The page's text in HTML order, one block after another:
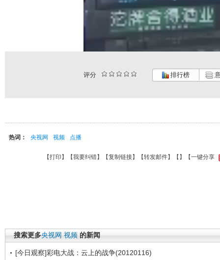
评分 排行榜
热词： 央视网 视频 点播
【打印 】【我要纠错】【复制链接】【转发邮件】【 】 【一键分享
搜索更多央视网 视频 的新闻
[今日观察]彩电大战：云上的战争(20120116)